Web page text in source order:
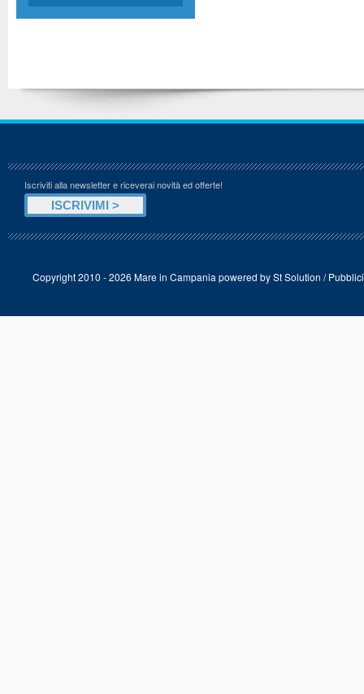
Iscriviti alla newsletter e riceverai novità ed offerte!
Copyright 2010 - 2026 Mare in Campania powered bySt Solution /